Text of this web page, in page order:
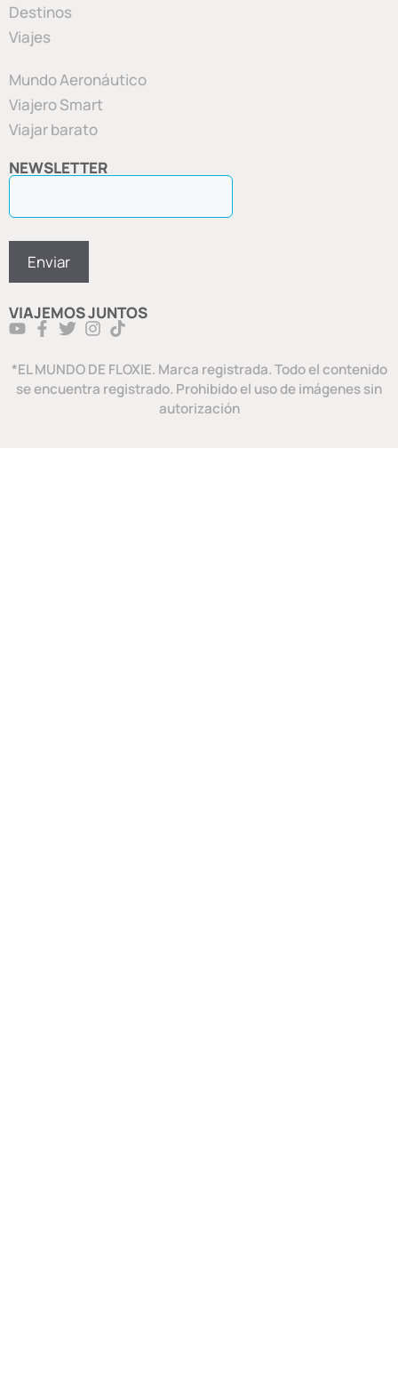
Destinos
Viajes
Mundo Aeronáutico
Viajero Smart
Viajar barato
NEWSLETTER
VIAJEMOS JUNTOS
*EL MUNDO DE FLOXIE. Marca registrada. Todo el contenido
se encuentra registrado. Prohibido el uso de imágenes sin
autorización